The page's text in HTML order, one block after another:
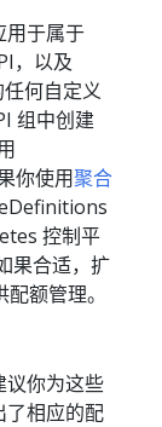
用于属于
，以及
何自定义
组中创建
你使用聚合
控制平
果合适，扩
额管理。
议你为这些
了相应的配